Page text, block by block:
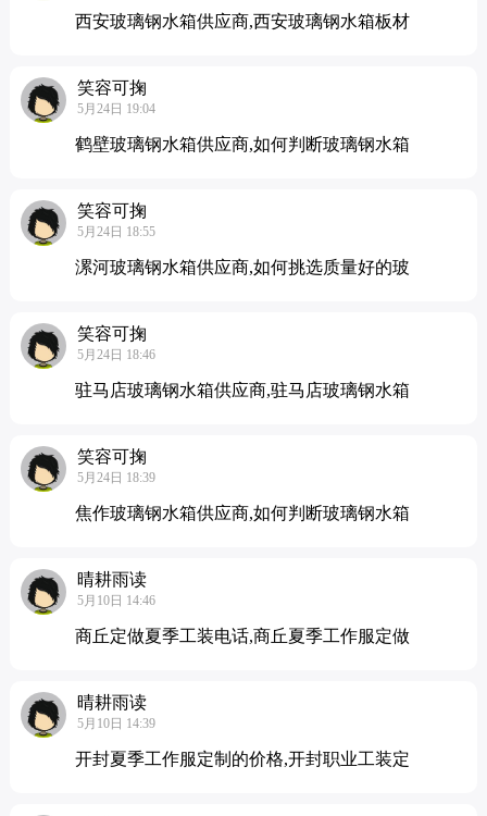
西安玻璃钢水箱供应商,西安玻璃钢水箱板材
笑容可掬
5月24日 19:04
鹤壁玻璃钢水箱供应商,如何判断玻璃钢水箱
笑容可掬
5月24日 18:55
漯河玻璃钢水箱供应商,如何挑选质量好的玻
笑容可掬
5月24日 18:46
驻马店玻璃钢水箱供应商,驻马店玻璃钢水箱
笑容可掬
5月24日 18:39
焦作玻璃钢水箱供应商,如何判断玻璃钢水箱
晴耕雨读
5月10日 14:46
商丘定做夏季工装电话,商丘夏季工作服定做
晴耕雨读
5月10日 14:39
开封夏季工作服定制的价格,开封职业工装定